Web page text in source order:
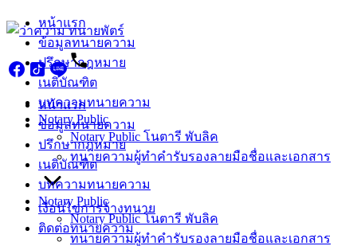
Skip
to
content
หน้าแรก
ข้อมูลทนายความ
ปรึกษากฎหมาย
เนติบัณฑิต
บทความทนายความ
Notary Public
Notary Public โนตารี พับลิค
ทนายความผู้ทำคำรับรองลายมือชื่อและเอกสาร
หน้าแรก
ข้อมูลทนายความ
ปรึกษากฎหมาย
เนติบัณฑิต
บทความทนายความ
Notary Public
Notary Public โนตารี พับลิค
ทนายความผู้ทำคำรับรองลายมือชื่อและเอกสาร
เงื่อนไขการจ้างทนาย
ติดต่อทนายความ